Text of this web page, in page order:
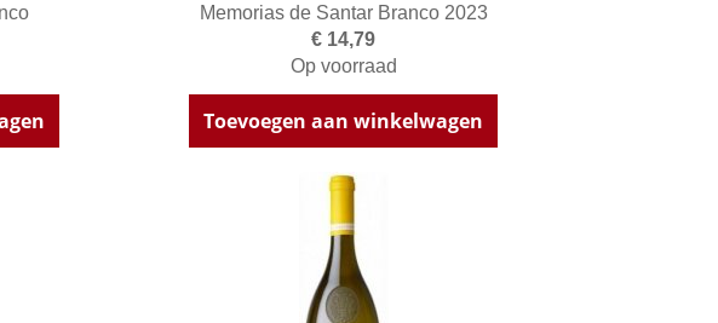
Memorias de Santar Branco 2023
€ 14,79
Op voorraad
Toevoegen aan winkelwagen